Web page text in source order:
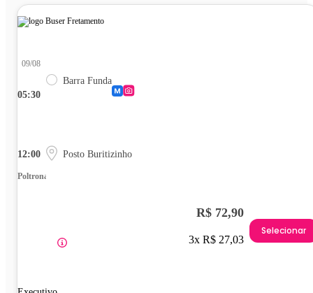
05:30
09/08
Barra Funda
12:00 Posto Buritizinho
Poltrona
R$ 72,90
3x R$ 27,03
Selecionar